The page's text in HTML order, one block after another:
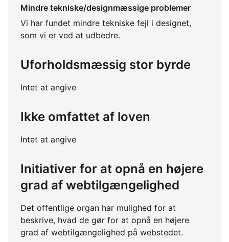
Mindre tekniske/designmæssige problemer
Vi har fundet mindre tekniske fejl i designet,
som vi er ved at udbedre.
Uforholdsmæssig stor byrde
Intet at angive
Ikke omfattet af loven
Intet at angive
Initiativer for at opnå en højere
grad af webtilgængelighed
Det offentlige organ har mulighed for at
beskrive, hvad de gør for at opnå en højere
grad af webtilgængelighed på webstedet.